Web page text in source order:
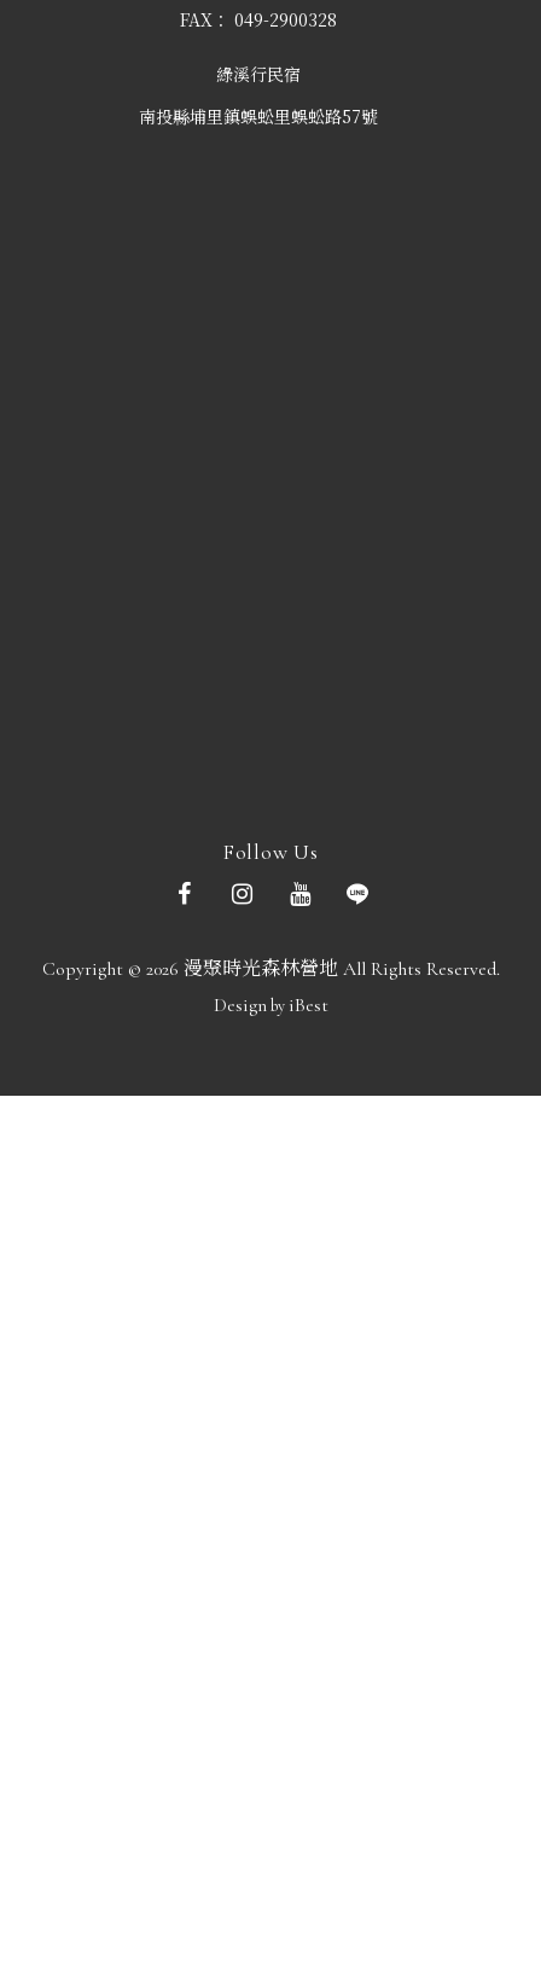
FAX： 049-2900328
綠溪行民宿
南投縣埔里鎮蜈蚣里蜈蚣路57號
Follow Us
Copyright © 2026 漫聚時光森林營地 All Rights Reserved.
Design by iBest